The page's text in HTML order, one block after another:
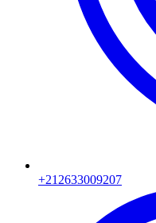
+212633009207